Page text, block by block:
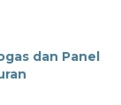
dan Panel